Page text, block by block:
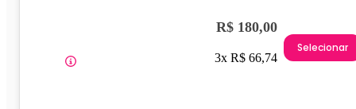
R$ 180,00
3x R$ 66,74
Selecionar